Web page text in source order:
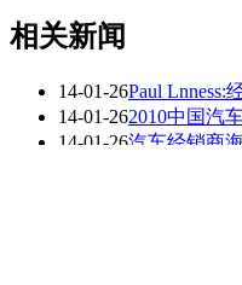
看赛车宝贝争奇斗
艳
相关新闻
14-01-26Paul Lnness:
14-01-262010中国汽
14-01-26汽车经销商